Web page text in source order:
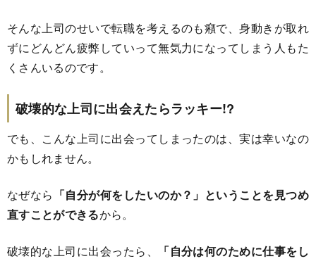
そんな上司のせいで転職を考えるのも癪で、身動きが取れ
ずにどんどん疲弊していって無気力になってしまう人もた
くさんいるのです。
破壊的な上司に出会えたらラッキー!?
でも、こんな上司に出会ってしまったのは、実は幸いなの
かもしれません。
なぜなら 「自分が何をしたいのか？」ということを見つめ
直すことができるから。
破壊的な上司に出会ったら、
「自分は何のために仕事をし